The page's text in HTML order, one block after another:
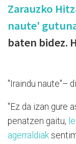
Zarauzko
naute'
baten bidez.
"Iraindu naute"–
"Ez da izan gure
penatzen gaitu,
agerraldiak